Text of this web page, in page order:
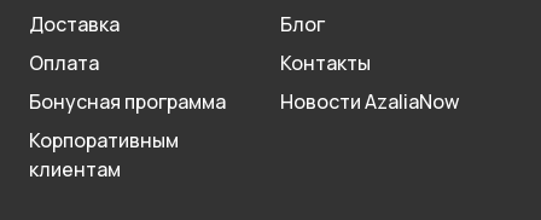
Доставка
Оплата
Бонусная программа
Корпоративным
клиентам
Блог
Контакты
Новости AzaliaNow